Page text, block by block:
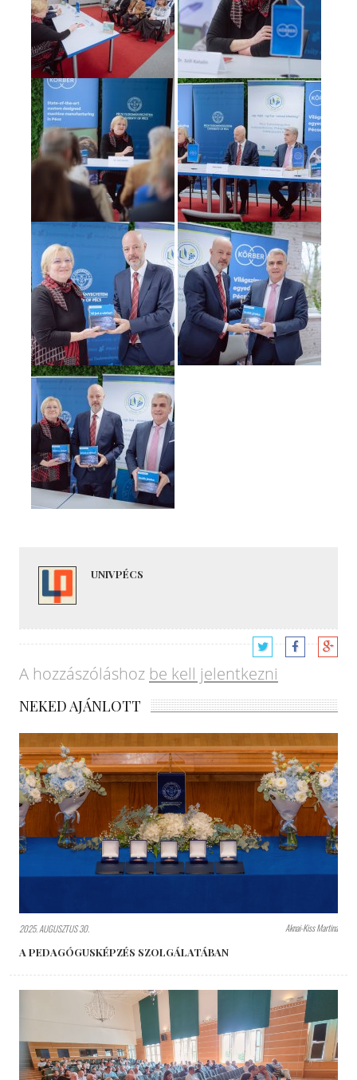
UNIVPÉCS
A hozzászóláshoz be kell jelentkezni
NEKED AJÁNLOTT
2025. AUGUSZTUS 30. Aknai-Kiss Martina
A PEDAGÓGUSKÉPZÉS SZOLGÁLATÁBAN